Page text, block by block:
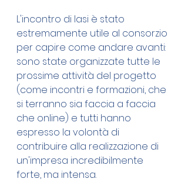
L'incontro di Iasi è stato
estremamente utile al consorzio
per capire come andare avanti:
sono state organizzate tutte le
prossime attività del progetto
(come incontri e formazioni, che
si terranno sia faccia a faccia
che online) e tutti hanno
espresso la volontà di
contribuire alla realizzazione di
un'impresa incredibilmente
forte, ma intensa.